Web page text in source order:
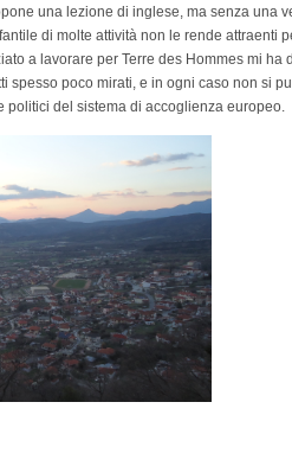
una lezione di inglese, ma senza una
di molte attività non le rende attraenti
a lavorare per Terre des Hommes mi ha
spesso poco mirati, e in ogni caso non si
politici del sistema di accoglienza europeo.